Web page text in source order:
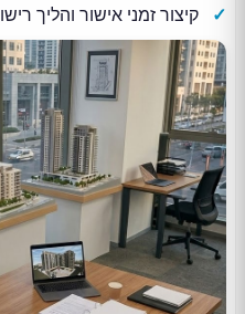
קיצור זמני אישור והליך